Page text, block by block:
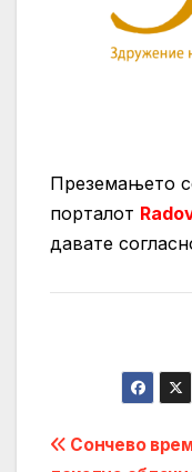
Преземањето
порталот
давате
Post
Сончево